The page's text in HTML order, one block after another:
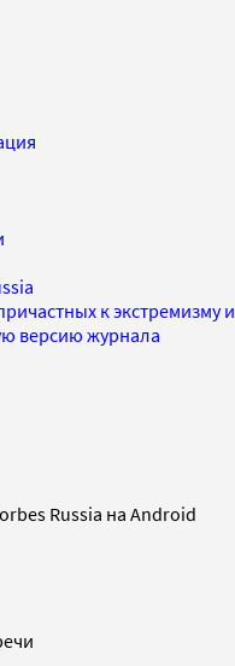
к
версию журнала
Russia на Android